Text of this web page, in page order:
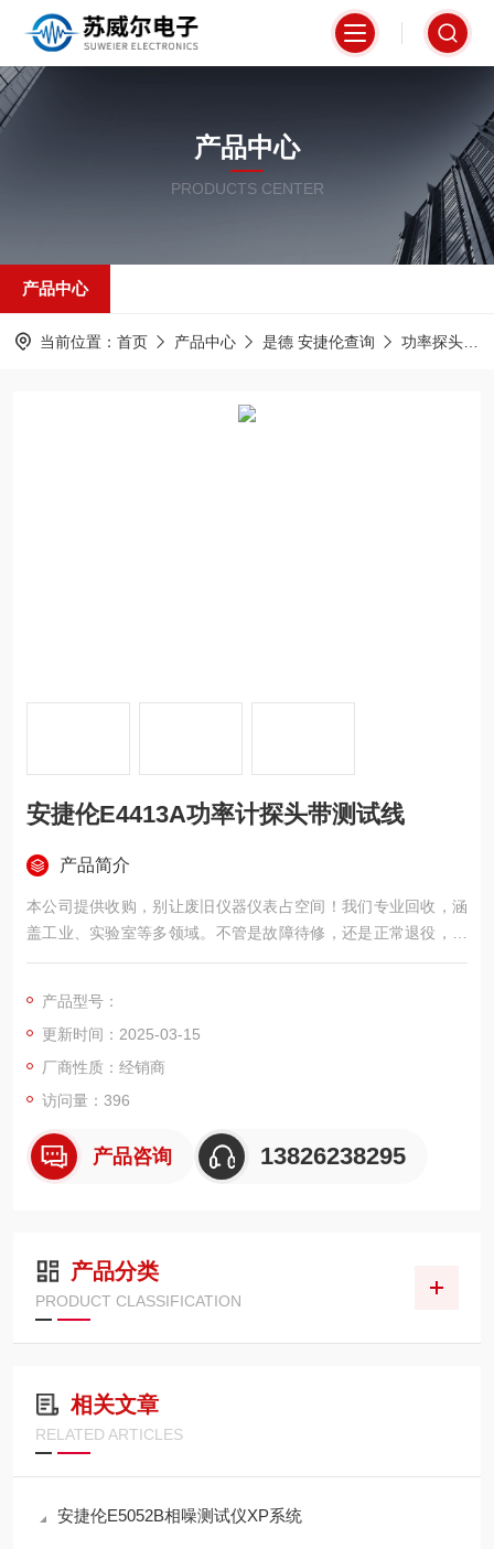
产品中心
PRODUCTS CENTER
产品中心
当前位置： 首页 产品中心 是德 安捷伦查询 功率探头
安捷伦E4413A功率计探头带测试线
产品简介
本公司提供收购，别让废旧仪器仪表占空间！我们专业回收，涵
盖工业、实验室等多领域。不管是故障待修，还是正常退役，均
可回收变现。贴心上门，透明估价，让旧物焕发新价值.
产品型号：
更新时间：2025-03-15
厂商性质：经销商
访问量：396
产品咨询 13826238295
产品分类
PRODUCT CLASSIFICATION
相关文章
RELATED ARTICLES
安捷伦E5052B相噪测试仪XP系统